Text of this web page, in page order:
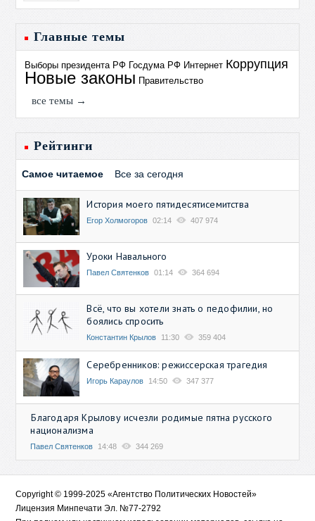
Главные темы
Выборы президента РФ Госдума РФ Интернет Коррупция
Новые законы Правительство
все темы →
Рейтинги
Самое читаемое Все за сегодня
История моего пятидесятисемитства
Егор Холмогоров 02:14 407 974
Уроки Навального
Павел Святенков 01:14 364 694
Всё, что вы хотели знать о педофилии, но
боялись спросить
Константин Крылов 11:30 359 404
Серебренников: режиссерская трагедия
Игорь Караулов 14:50 347 377
Благодаря Крылову исчезли родимые пятна русского
национализма
Павел Святенков 14:48 344 269
Copyright © 1999-2025 «Агентство Политических Новостей»
Лицензия Минпечати Эл. №77-2792